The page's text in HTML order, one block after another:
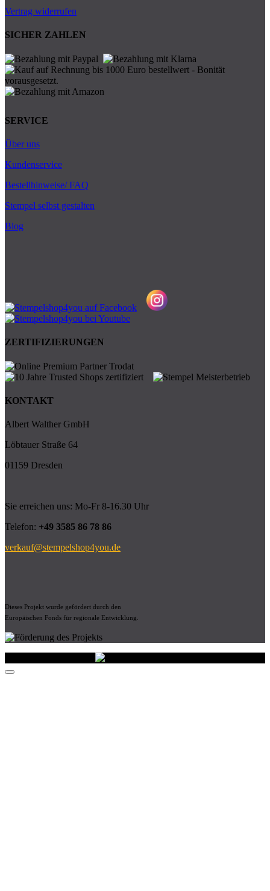
Vertrag widerrufen
SICHER ZAHLEN
SERVICE
Über uns
Kundenservice
Bestellhinweise/ FAQ
Stempel selbst gestalten
Blog
ZERTIFIZIERUNGEN
KONTAKT
Albert Walther GmbH
Löbtauer Straße 64
01159 Dresden
Sie erreichen uns: Mo-Fr 8-16.30 Uhr
Telefon: +49 3585 86 78 86
verkauf@stempelshop4you.de
Dieses Projekt wurde gefördert durch den
Europäischen Fonds für regionale Entwicklung.